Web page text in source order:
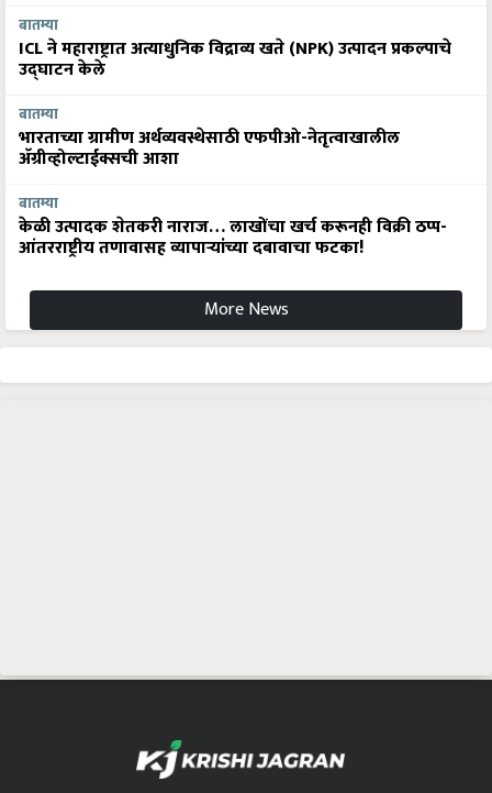
बातम्या
ICL ने महाराष्ट्रात अत्याधुनिक विद्राव्य खते (NPK) उत्पादन प्रकल्पाचे
उद्घाटन केले
बातम्या
भारताच्या ग्रामीण अर्थव्यवस्थेसाठी एफपीओ-नेतृत्वाखालील
अ‍ॅग्रीव्होल्टाईक्सची आशा
बातम्या
केळी उत्पादक शेतकरी नाराज… लाखोंचा खर्च करूनही विक्री ठप्प-
आंतरराष्ट्रीय तणावासह व्यापाऱ्यांच्या दबावाचा फटका!
More News